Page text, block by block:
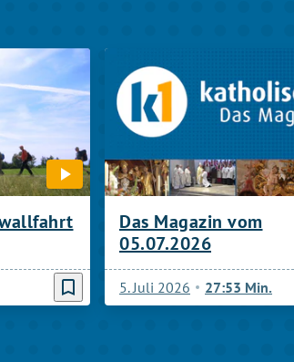
bookmark_border
Das Magazin vom
05.07.2026
5. Juli 2026 27:53 Min.